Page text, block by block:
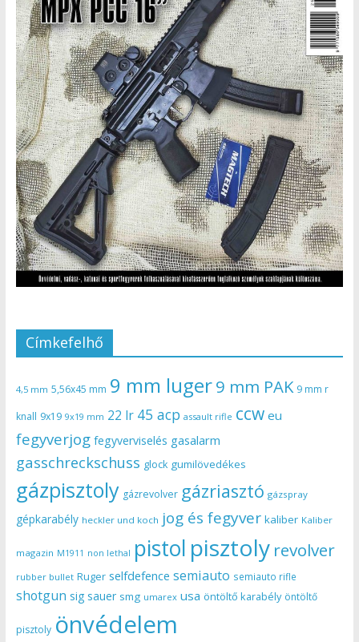
Címkefelhő
4,5 mm 5,56x45 mm 9 mm luger9 mm PAK 9 mm r
knall 9x19 9x19 mm 22 lr 45 acp assault rifle ccw eu
fegyverjog fegyverviselés gasalarm
gasschreckschuss glock gumilövedékes
gázpisztoly gázrevolver gázriasztó gázspray
gépkarabély heckler und koch jog és fegyver kaliber Kaliber
magazin M1911 non lethal pistol pisztoly revolver
rubber bullet Ruger selfdefence semiauto semiauto rifle
shotgun sig sauer smg umarex usa öntöltő karabély öntöltő
pisztoly önvédelem